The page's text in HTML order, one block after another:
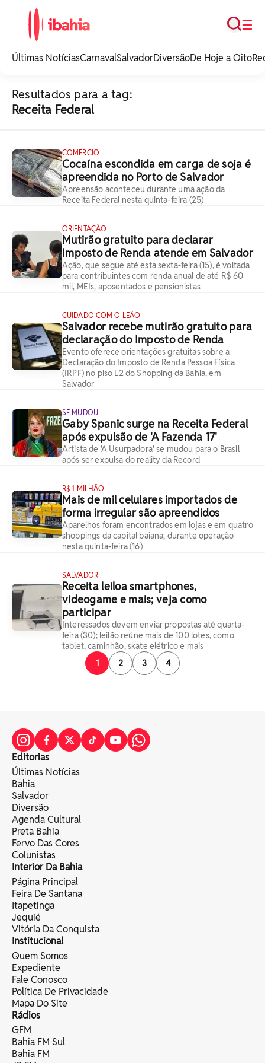
noticias e
☰
Busca
Últimas NotíciasCarnavalSalvadorDiversãoDe Hoje a Oito
Resultados para a tag:
Receita Federal
COMÉRCIO
Cocaína escondida em carga de soja é
apreendida no Porto de Salvador
Apreensão aconteceu durante uma ação da
Receita Federal nesta quinta-feira (25)
ORIENTAÇÃO
Mutirão gratuito para declarar
Imposto de Renda atende em Salvador
Ação, que segue até esta sexta-feira (15), é voltada
para contribuintes com renda anual de até R$ 60
mil, MEIs, aposentados e pensionistas
CUIDADO COM O LEÃO
Salvador recebe mutirão gratuito para
declaração do Imposto de Renda
Evento oferece orientações gratuitas sobre a
Declaração do Imposto de Renda Pessoa Física
(IRPF) no piso L2 do Shopping da Bahia, em
Salvador
SE MUDOU
Gaby Spanic surge na Receita Federal
após expulsão de 'A Fazenda 17'
Artista de 'A Usurpadora' se mudou para o Brasil
após ser expulsa do reality da Record
R$ 1 MILHÃO
Mais de mil celulares importados de
forma irregular são apreendidos
Aparelhos foram encontrados em lojas e em quatro
shoppings da capital baiana, durante operação
nesta quinta-feira (16)
SALVADOR
Receita leiloa smartphones,
videogame e mais; veja como
participar
Interessados devem enviar propostas até quarta-
feira (30); leilão reúne mais de 100 lotes, como
tablet, caminhão, skate elétrico e mais
1
2 3 4
Editorias
Últimas Notícias
Bahia
Salvador
Diversão
Agenda Cultural
Preta Bahia
Fervo Das Cores
Colunistas
Interior Da Bahia
Página Principal
Feira De Santana
Itapetinga
Jequié
Vitória Da Conquista
Institucional
Quem Somos
Expediente
Fale Conosco
Política De Privacidade
Mapa Do Site
Rádios
GFM
Bahia FM Sul
Bahia FM